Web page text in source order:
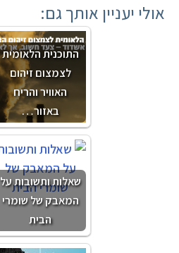
אולי יעניין אותך גם:
התוכנית הלאומית
לצמצום זיהום
האוויר והריח
באזור…
שאלות ותשובות על
המאבק של שומרי
הבית